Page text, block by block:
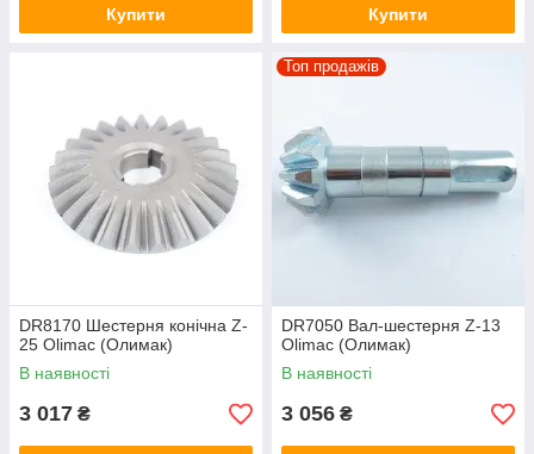
Купити Купити
DR8170 Шестерня конічна Z-
25 Olimac (Олимак)
В наявності
3 017 ₴
Топ продажів
DR7050 Вал-шестерня Z-13
Olimac (Олимак)
В наявності
3 056 ₴